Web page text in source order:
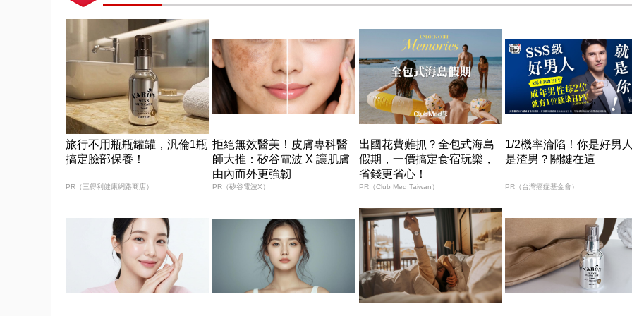
旅行不用瓶瓶罐罐，汎倫1瓶
搞定臉部保養！
PR（三得利健康網路商店）
拒絕無效醫美！皮膚專科醫
師大推：矽谷電波 X 讓肌膚
由內而外更強韌
PR（矽谷電波X）
出國花費難抓？全包式海島
假期，一價搞定食宿玩樂，
省錢更省心！
PR（Club Med Taiwan）
1/2機率淪陷！你是好男
是渣男？關鍵在這
PR（台灣癌症基金會）